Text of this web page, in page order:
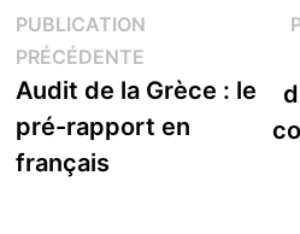
Navigation
de
l’article
PUBLICATION
PRÉCÉDENTEPublication
précédente :
Audit de la Grèce : le
pré-rapport en
français